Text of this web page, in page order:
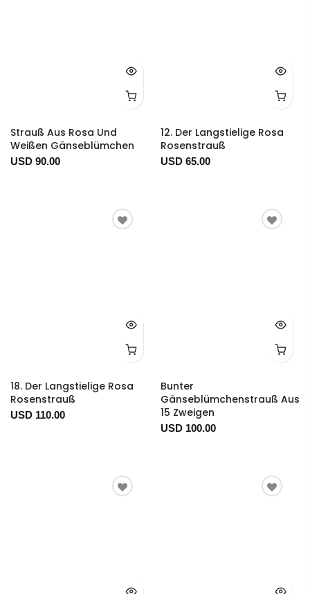
Strauß Aus Rosa Und
Weißen Gänseblümchen
USD 90.00
12. Der Langstielige Rosa
Rosenstrauß
USD 65.00
18. Der Langstielige Rosa
Rosenstrauß
USD 110.00
Bunter
Gänseblümchenstrauß Aus
15 Zweigen
USD 100.00